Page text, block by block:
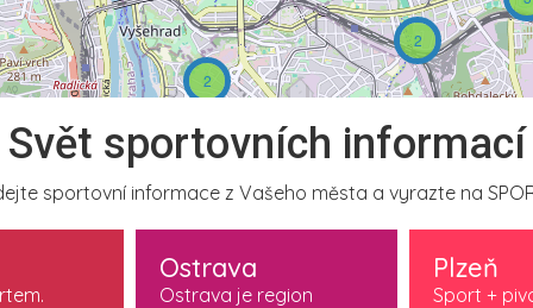
2
2
Svět sportovních informací
sportovní informace z Vašeho města a vyrazte na
Ostrava
Ostrava je region
Plzeň
Sport +